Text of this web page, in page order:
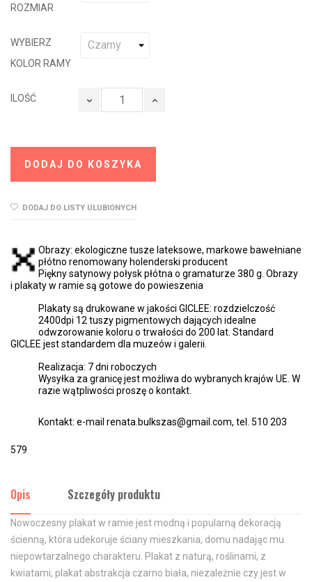
ROZMIAR
WYBIERZ
KOLOR RAMY
ILOŚĆ
DODAJ DO KOSZYKA
DODAJ DO LISTY ULUBIONYCH
Obrazy: ekologiczne tusze lateksowe, markowe bawełniane
płótno renomowany holenderski producent
Piękny satynowy połysk płótna o gramaturze 380 g. Obrazy
i plakaty w ramie są gotowe do powieszenia
Plakaty są drukowane w jakości GICLEE: rozdzielczość
2400dpi 12 tuszy pigmentowych dających idealne
odwzorowanie koloru o trwałości do 200 lat. Standard
GICLEE jest standardem dla muzeów i galerii.
Realizacja: 7 dni roboczych
Wysyłka za granicę jest możliwa do wybranych krajów UE. W
razie wątpliwości proszę o kontakt.
Kontakt: e-mail renata.bulkszas@gmail.com, tel. 510 203
579
Opis Szczegóły produktu
Nowoczesny plakat w ramie jest modną i popularną dekoracją
ścienną, która udekoruje ściany mieszkania, domu nadając mu
niepowtarzalnego charakteru. Plakat z naturą, roślinami, z
kwiatami, plakat abstrakcja czarno biała, niezależnie czy jest w